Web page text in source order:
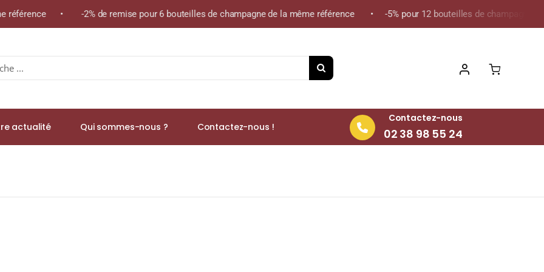
• -2% de remise pour 6 bouteilles de champagne de la même référence • -5% pour 12 bouteilles de champagne de la
actualité Qui sommes-nous ? Contactez-nous !
Contactez-nous
02 38 98 55 24